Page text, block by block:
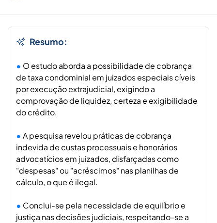
Resumo:
O estudo aborda a possibilidade de cobrança
de taxa condominial em juizados especiais cíveis
por execução extrajudicial, exigindo a
comprovação de liquidez, certeza e exigibilidade
do crédito.
A pesquisa revelou práticas de cobrança
indevida de custas processuais e honorários
advocatícios em juizados, disfarçadas como
"despesas" ou "acréscimos" nas planilhas de
cálculo, o que é ilegal.
Conclui-se pela necessidade de equilíbrio e
justiça nas decisões judiciais, respeitando-se a